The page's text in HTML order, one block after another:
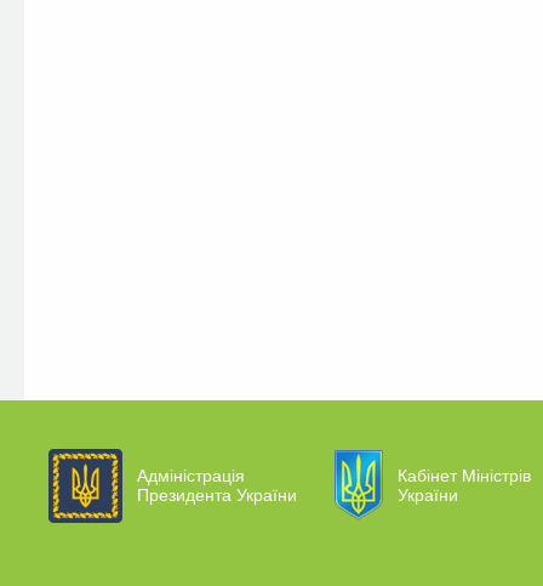
Адміністрація
Президента України
Кабінет Міністрів
України